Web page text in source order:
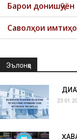
Барои донишҷӯён
Саволҳои
Эълонҳо